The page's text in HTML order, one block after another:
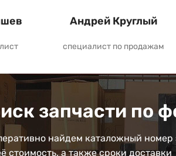
Андрей Круглый
специалист по продажам
запчасти по
найдем каталожный номер
стоимость, а также сроки доставки